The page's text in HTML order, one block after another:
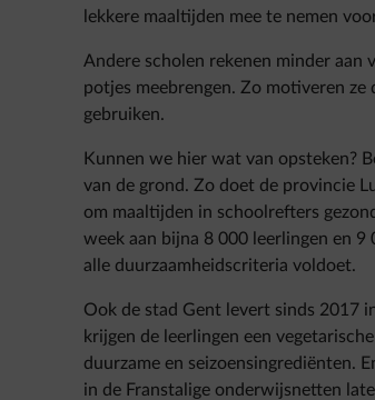
lekkere maaltijden mee te nemen
Andere scholen rekenen minder aan
potjes meebrengen. Zo motiveren
gebruiken.
Kunnen we hier wat van opsteken?
van de grond. Zo doet de provincie
om maaltijden in schoolrefters
week aan bijna 8 000 leerlingen en
alle duurzaamheidscriteria voldoet.
Ook de stad Gent levert sinds 2017
krijgen de leerlingen een
duurzame en seizoensingrediënten.
in de Franstalige onderwijsnetten